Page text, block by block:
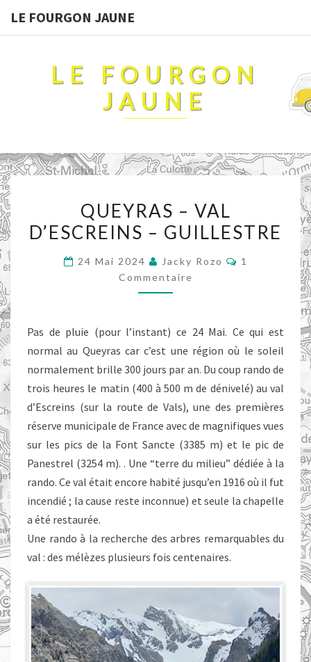
LE FOURGON JAUNE
LE FOURGON
JAUNE
–
VAL
–
GUILLESTRE
QUEYRAS – VAL
D’ESCREINS – GUILLESTRE
24 Mai 2024 Jacky Rozo
1
Commentaire
Pas de pluie (pour l’instant) ce 24 Mai. Ce qui est
normal au Queyras car c’est une région où le soleil
normalement brille 300 jours par an. Du coup rando de
trois heures le matin (400 à 500 m de dénivelé) au val
d’Escreins (sur la route de Vals), une des premières
réserve municipale de France avec de magnifiques vues
sur les pics de la Font Sancte (3385 m) et le pic de
Panestrel (3254 m). . Une “terre du milieu” dédiée à la
rando. Ce val était encore habité jusqu’en 1916 où il fut
incendié ; la cause reste inconnue) et seule la chapelle
a été restaurée.
Une rando à la recherche des arbres remarquables du
val : des mélèzes plusieurs fois centenaires.